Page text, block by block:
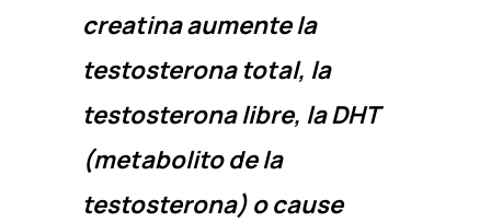
creatina aumente la
testosterona total, la
testosterona libre, la DHT
(metabolito de la
testosterona) o cause